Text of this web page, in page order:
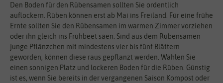
Den Boden für den Rübensamen sollten Sie ordentlich
auflockern. Rüben können erst ab Mai ins Freiland. Für eine frühe
Ernte sollten Sie den Rübensamen im warmen Zimmer vorziehen
oder ihn gleich ins Frühbeet säen. Sind aus dem Rübensamen
junge Pflänzchen mit mindestens vier bis fünf Blättern
geworden, können diese raus gepflanzt werden. Wählen Sie
einen sonnigen Platz und lockeren Boden für die Rüben. Günstig
ist es, wenn Sie bereits in der vergangenen Saison Kompost oder